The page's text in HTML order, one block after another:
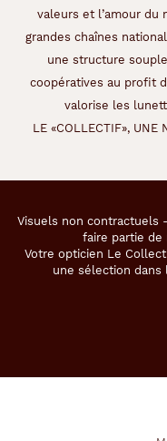
valeurs et l’amour du
grandes chaînes
une structure
coopératives au profit
valorise les
LE «COLLECTIF», UNE
Visuels non contractuels
faire partie de
Votre opticien Le
une sélection